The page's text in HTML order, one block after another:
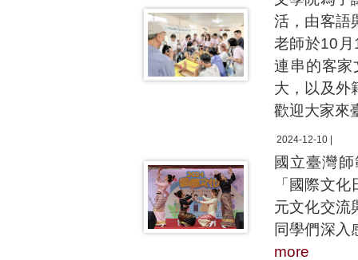
活，由客語
老師於10
連串的客家
大，以及外
歡迎大家來
2024-12-10 |
國立臺灣
「國際文
元文化交流
同學們深入
more